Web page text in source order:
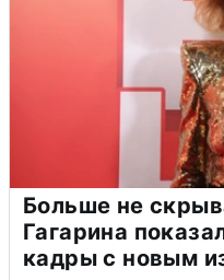
Больше не
Гагарина
кадры с новым